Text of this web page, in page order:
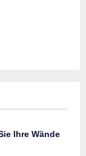
Ihre Wände